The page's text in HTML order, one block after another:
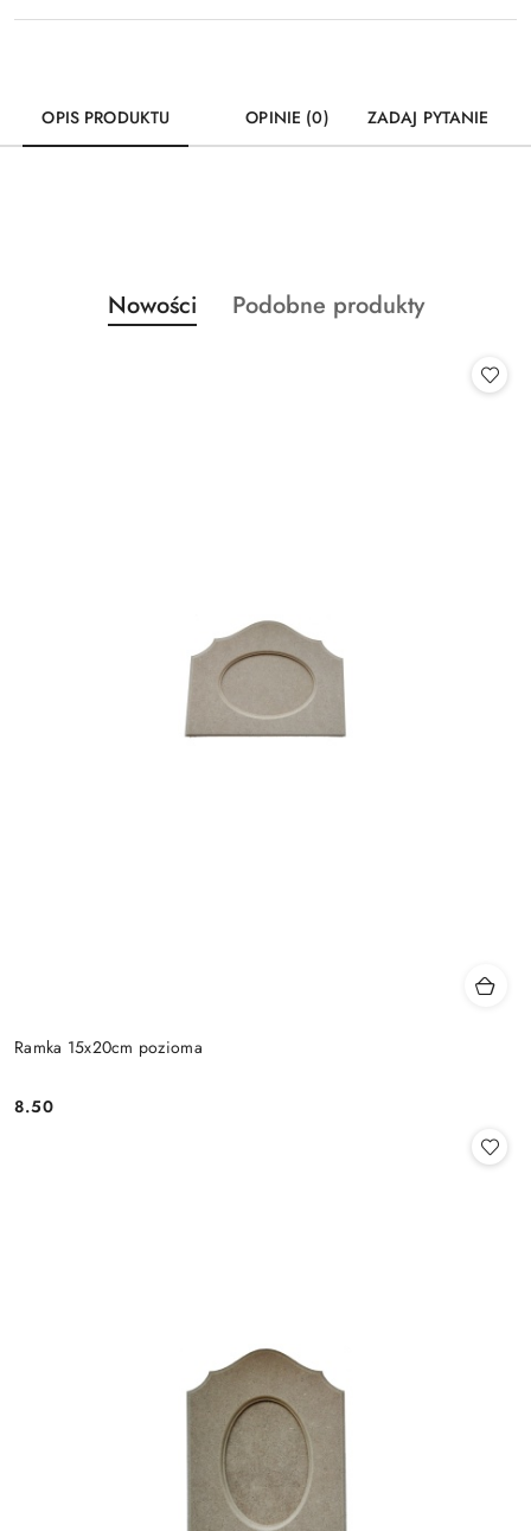
OPIS PRODUKTU OPINIE (0) ZADAJ PYTANIE
Pomiń karuzelę produktów
Produkty
o
Nowości
Produkty
Podobne produkty
Ramka 15x20cm pozioma
Cena:
8.50